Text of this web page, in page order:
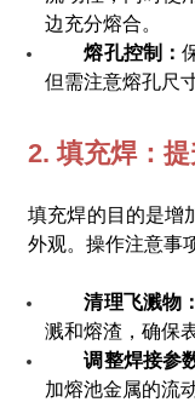
边充分熔合。
熔孔控制：
但需注意熔孔尺
2. 填充焊：提
填充焊的目的是增
外观。操作注意事
清理飞溅物
溅和熔渣，确保
调整焊接参
加熔池金属的流